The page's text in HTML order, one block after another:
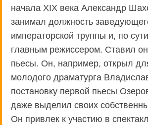
начала XIX века Александр
занимал должность
императорской труппы и, по
главным режиссером. Ставил
пьесы. Он, например, открыл
молодого драматурга
постановку первой пьесы
даже выделил своих
Он привлек к участию в